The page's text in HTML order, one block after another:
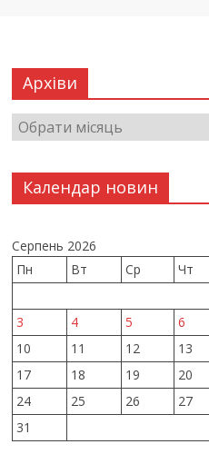
Архіви
Календар новин
Серпень 2026
Пн
Вт Ср Чт
3
4 5 6
10
11 12 13
17
18 19 20
24
25 26 27
31